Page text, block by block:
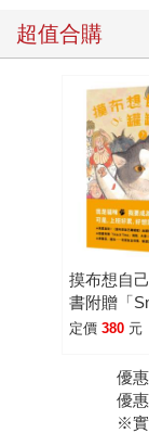
超值合購
摸布想自
書附贈「
Time」海報)
定價 380 元
優
優
※實